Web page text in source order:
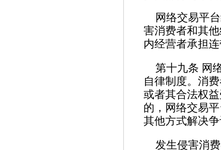
网络交易平
害消费者和其
内经营者承担
第十九条 网
自律制度。消
或者其合法权
的，网络交易
其他方式解决
发生侵害消